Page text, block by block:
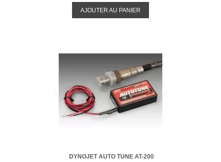
AJOUTER AU PANIER
DYNOJET AUTO TUNE AT-200